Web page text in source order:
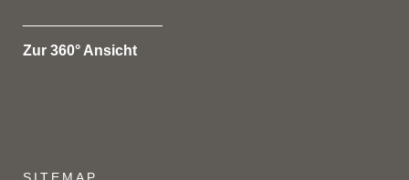
Zur 360° Ansicht
SITEMAP